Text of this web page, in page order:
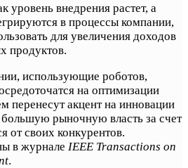
уровень внедрения растет, а
в процессы компании,
для увеличения доходов
продуктов.
использующие роботов,
на оптимизации
перенесут акцент на инновации
рыночную власть за счет
от своих конкурентов.
в журнале IEEE Transactions on
.